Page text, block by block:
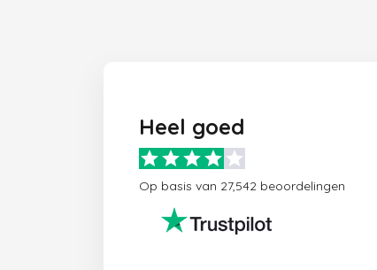
Heel goed
Op basis van 27,542 beoordelingen